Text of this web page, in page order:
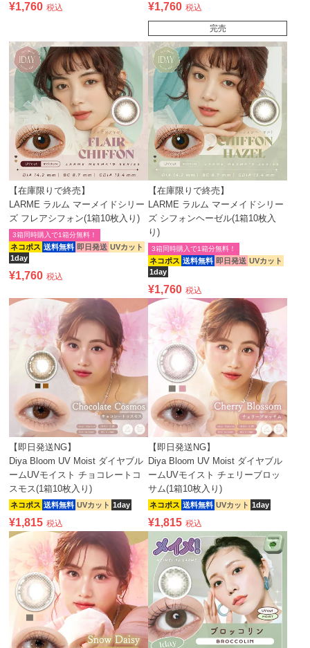
¥1,760 税込 ¥1,760 税込
完売
【在庫限りで終売】
LARME ラルム マーメイドシリー
ズ フレアシフォン(1箱10枚入り)
ネコポス 送料無料 即日発送 UVカット
1day
3箱同時購入で1箱分無料！
¥1,760 税込
【在庫限りで終売】
LARME ラルム マーメイドシリー
ズ シフォンヘーゼル(1箱10枚入
り)
ネコポス 送料無料 即日発送 UVカット
1day
3箱同時購入で1箱分無料！
¥1,760 税込
【即日発送NG】
Diya Bloom UV Moist ダイヤブル
ームUVモイスト チョコレートコ
スモス(1箱10枚入り)
ネコポス 送料無料 UVカット 1day
¥1,815 税込
【即日発送NG】
Diya Bloom UV Moist ダイヤブル
ームUVモイスト チェリーブロッ
サム(1箱10枚入り)
ネコポス 送料無料 UVカット 1day
¥1,815 税込